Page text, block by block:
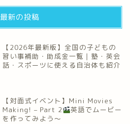
最新の投稿
【2026年最新版】全国の子どもの
習い事補助・助成金一覧｜塾・英会
話・スポーツに使える自治体も紹介
【対面式イベント】Mini Movies
Making! – Part 2
英語でムービー
を作ってみよう～